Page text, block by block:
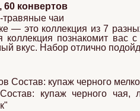
60 конвертов
чаи
— это коллекция из 7
познакомит вас
вкус. Набор отлично
Состав: купаж черного
купаж черного чая,